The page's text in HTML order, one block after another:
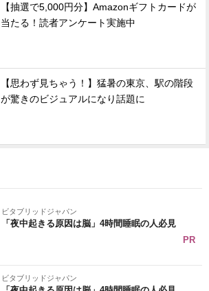
【抽選で5,000円分】Amazonギフトカードが
当たる！読者アンケート実施中
【思わず見ちゃう！】猛暑の東京、駅の階段
が驚きのビジュアルになり話題に
ビタブリッドジャパン
「夜中起きる原因は脳」4時間睡眠の人必見
PR
ビタブリッドジャパン